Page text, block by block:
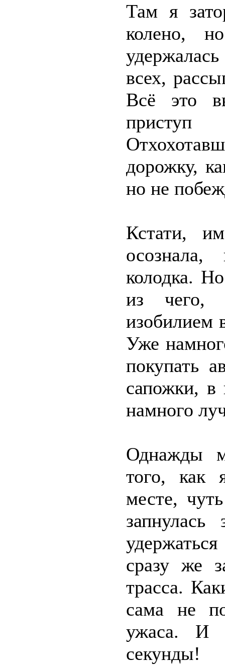
Там я
колено,
всех,
Всё это
дорожку,
но не
Кстати,
колодка.
из чего,
изобилием
Уже
покупать
сапожки, в
намного
Однажды
того, как
месте,
сразу же
трасса.
сама не
ужаса. И
секунды!